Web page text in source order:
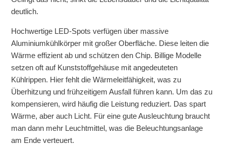
deutlich.
Hochwertige LED-Spots verfügen über massive
Aluminiumkühlkörper mit großer Oberfläche. Diese leiten die
Wärme effizient ab und schützen den Chip. Billige Modelle
setzen oft auf Kunststoffgehäuse mit angedeuteten
Kühlrippen. Hier fehlt die Wärmeleitfähigkeit, was zu
Überhitzung und frühzeitigem Ausfall führen kann. Um das zu
kompensieren, wird häufig die Leistung reduziert. Das spart
Wärme, aber auch Licht. Für eine gute Ausleuchtung braucht
man dann mehr Leuchtmittel, was die Beleuchtungsanlage
am Ende verteuert.